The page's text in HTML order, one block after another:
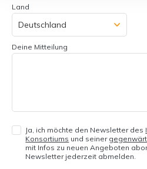
Land
Deine Mitteilung
Ja, ich möchte den Newsletter des
Konsortiums und seiner
mit Infos zu neuen Angeboten
Newsletter jederzeit abmelden.